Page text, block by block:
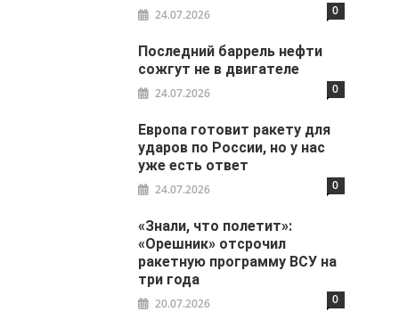
24.07.2026 0
Последний баррель нефти
сожгут не в двигателе
24.07.2026 0
Европа готовит ракету для
ударов по России, но у нас
уже есть ответ
24.07.2026 0
«Знали, что полетит»:
«Орешник» отсрочил
ракетную программу ВСУ на
три года
20.07.2026 0